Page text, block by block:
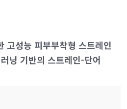
고성능 피부부착형 스트레인
닝 기반의 스트레인-단어